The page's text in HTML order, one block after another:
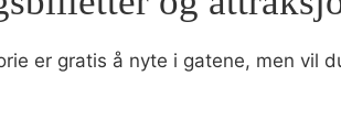
er gratis å nyte i gatene, men vil